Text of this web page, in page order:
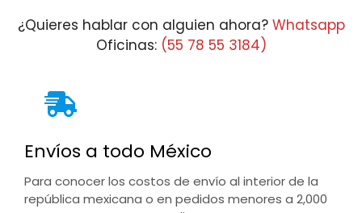
¿Quieres hablar con alguien ahora? Whatsapp
Oficinas: (55 78 55 3184)
Envíos a todo México
Para conocer los costos de envío al interior de la
república mexicana o en pedidos menores a 2,000